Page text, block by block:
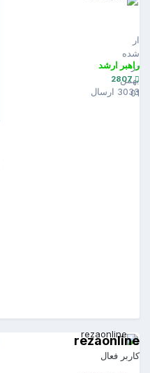
ارسال
شده
در
بهمن
01
راهبر ارشد
2807
3033 ارسال
rezaonline
کاربر فعال